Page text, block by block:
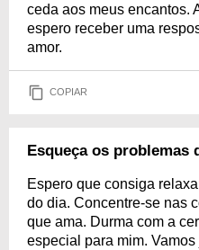
ceda aos meus encantos.
espero receber uma
amor.
COPIAR
Esqueça os problemas
Espero que consiga
do dia. Concentre-se nas
que ama. Durma com a
especial para mim.